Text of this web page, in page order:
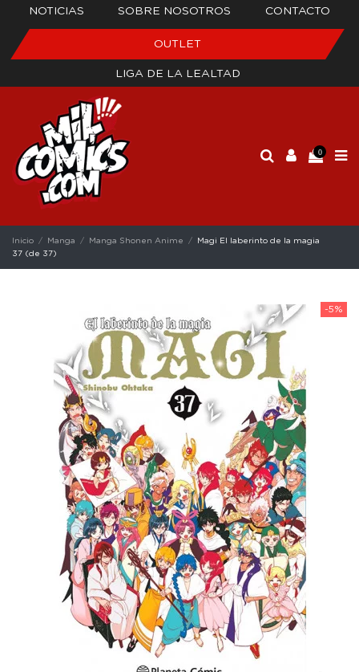
NOTICIAS SOBRE NOSOTROS CONTACTO
OUTLET
LIGA DE LA LEALTAD
0
Inicio Manga Manga Shonen Anime
Magi El laberinto de la magia
37 (de 37)
-5%